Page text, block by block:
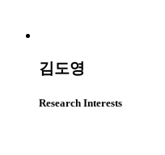
김도영
Research Interests